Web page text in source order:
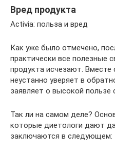
Вред продукта
Activia: польза и вред
Как уже было отмечено,
практически все полезные
продукта исчезают. Вместе
неустанно уверяет в
заявляет о высокой пользе
Так ли на самом деле?
которые диетологи дают
заключаются в следующем: